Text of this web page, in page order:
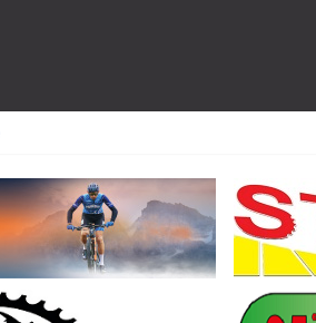
e Gallis. Signorelli 5^ la migliore tra gli italiani
agonistica di una leggendaria storia
azzurro a Monteceneri